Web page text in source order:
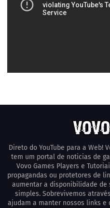
Direto do YouTube para a Web!
tem um portal de noticias de
Vovo Games Players e
propagandas ou protetores de
aumentar a disponibilidade de
simples. Sobrevivemos
ajudam a manter nossos links